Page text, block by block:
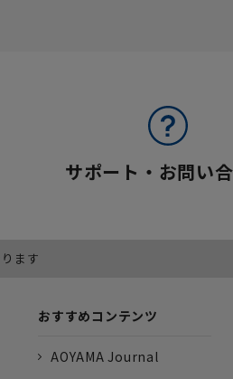
サポート・お問い
ます
おすすめコンテンツ
AOYAMA Journal